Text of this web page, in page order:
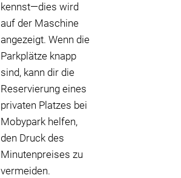
kennst—dies wird
auf der Maschine
angezeigt. Wenn die
Parkplätze knapp
sind, kann dir die
Reservierung eines
privaten Platzes bei
Mobypark helfen,
den Druck des
Minutenpreises zu
vermeiden.